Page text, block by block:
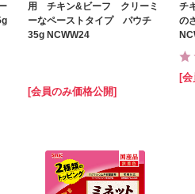
用 チキン&ビーフ クリーミ
ーなペーストタイプ パウチ
35g NCWW24
[会員のみ価格公開]
チ
の
[